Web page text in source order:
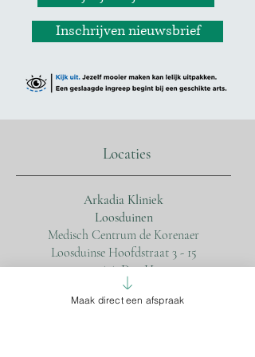
Inschrijven nieuwsbrief
Locaties
Arkadia Kliniek
Loosduinen
Medisch Centrum de Korenaer
Loosduinse Hoofdstraat 3 - 15
2552 AA Den Haag
Maak direct een afspraak